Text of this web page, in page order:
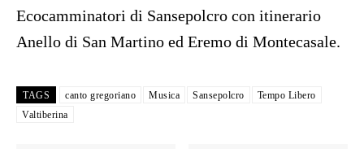
Ecocamminatori di Sansepolcro con itinerario
Anello di San Martino ed Eremo di Montecasale.
TAGS canto gregoriano Musica Sansepolcro
Tempo Libero
Valtiberina